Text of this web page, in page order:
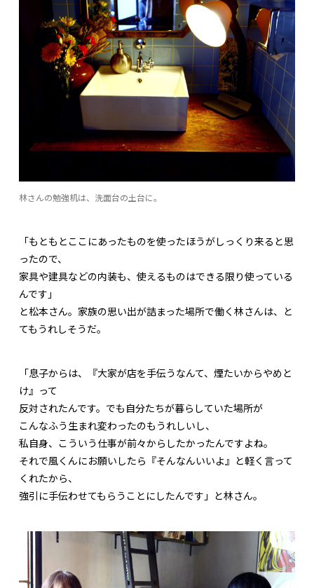
林さんの勉強机は、洗面台の土台に。
「もともとここにあったものを使ったほうがしっくり来ると思
ったので、
家具や建具などの内装も、使えるものはできる限り使っている
んです」
と松本さん。家族の思い出が詰まった場所で働く林さんは、と
てもうれしそうだ。
「息子からは、『大家が店を手伝うなんて、煙たいからやめと
け』って
反対されたんです。でも自分たちが暮らしていた場所が
こんなふう生まれ変わったのもうれしいし、
私自身、こういう仕事が前々からしたかったんですよね。
それで風くんにお願いしたら『そんなんいいよ』と軽く言って
くれたから、
強引に手伝わせてもらうことにしたんです」と林さん。